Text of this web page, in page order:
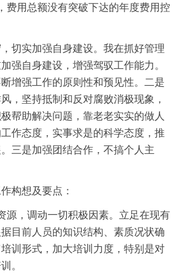
费用总额没有突破下达的年度费用控
切实加强自身建设。我在抓好管理
强自身建设，增强驾驭工作能力。
增强工作的原则性和预见性。二是
，坚持抵制和反对腐败消极现象，
帮助解决问题，靠老老实实的做人
作态度，实事求是的科学态度，推
三是加强团结合作，不搞个人主
构想及要点：
源，调动一切积极因素。立足在现有
目前人员的知识结构、素质况状确
训形式，加大培训力度，特别是对
。